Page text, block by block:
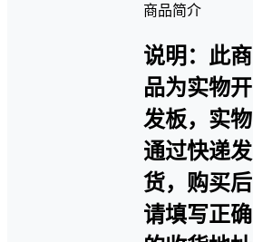
商品简介
说明：此商
品为实物开
发板，实物
通过快递发
货，购买后
请填写正确